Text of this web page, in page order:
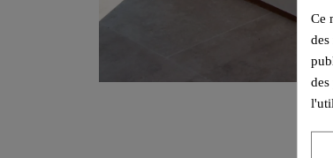
Ce